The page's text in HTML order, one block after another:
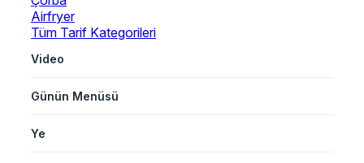
Airfryer
Tüm Tarif Kategorileri
Video
Günün Menüsü
Ye